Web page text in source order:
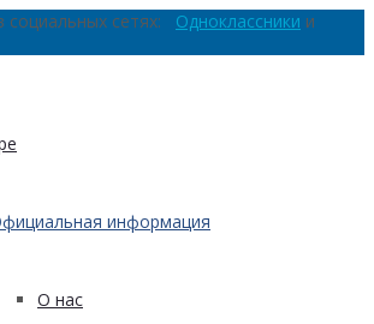
информация
О нас
социальных сетях: Одноклассники и